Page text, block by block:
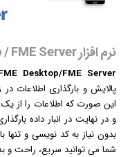
نرم افزار FME Desktop / FME Server
Desktop/FME Server
پالایش و بارگذاری اطلاعات
این صورت که اطلاعات را از
و در نهایت در انبار داده